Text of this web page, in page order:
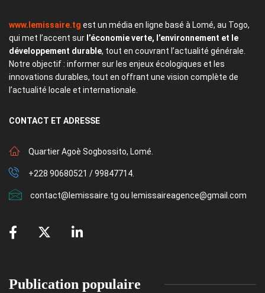
www.lemissaire.tg est un média en ligne basé à Lomé, au Togo,
qui met l’accent sur l’économie verte, l’environnement et le
développement durable, tout en couvrant l’actualité générale.
Notre objectif : informer sur les enjeux écologiques et les
innovations durables, tout en offrant une vision complète de
l’actualité locale et internationale.
CONTACT ET ADRESSE
Quartier Agoè Sogbossito, Lomé.
+228 90680521 / 99847714.
contact@lemissaire.tg ou lemissaireagence@gmail.com
Publication populaire